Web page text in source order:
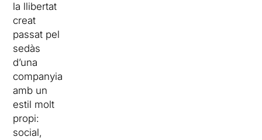
la llibertat
creat
passat pel
sedàs
d’una
companyia
amb un
estil molt
propi:
social,